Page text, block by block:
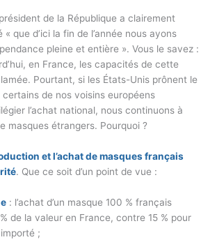
de la République a clairement
que d’ici la fin de l’année nous ayons
pleine et entière ». Vous le savez :
en France, les capacités de cette
Pourtant, si les États-Unis prônent le
certains de nos voisins européens
l’achat national, nous continuons à
masques étrangers. Pourquoi ?
et l’achat de masques français
. Que ce soit d’un point de vue :
: l’achat d’un masque 100 % français
de la valeur en France, contre 15 % pour
;